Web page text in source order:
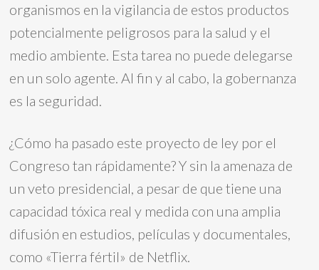
organismos en la vigilancia de estos productos
potencialmente peligrosos para la salud y el
medio ambiente. Esta tarea no puede delegarse
en un solo agente. Al fin y al cabo, la gobernanza
es la seguridad.
¿Cómo ha pasado este proyecto de ley por el
Congreso tan rápidamente? Y sin la amenaza de
un veto presidencial, a pesar de que tiene una
capacidad tóxica real y medida con una amplia
difusión en estudios, películas y documentales,
como «Tierra fértil» de Netflix.